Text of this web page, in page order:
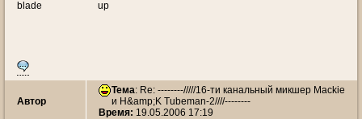
blade up
Автор
Тема: Re: --------/////16-ти канальный микшер Mackie
и H&amp;K Tubeman-2////--------
Время: 19.05.2006 17:19